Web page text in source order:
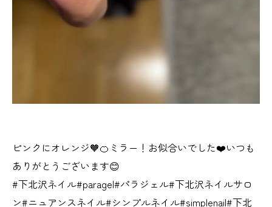
ピンクにオレンジ🧡🍊ミラー！お似合いでした❤️いつも
ありがとうございます😊
#下北沢ネイル#paragel#パラジェル#下北沢ネイルサロ
ン#ニュアンスネイル#シンプルネイル#simplenail#下北